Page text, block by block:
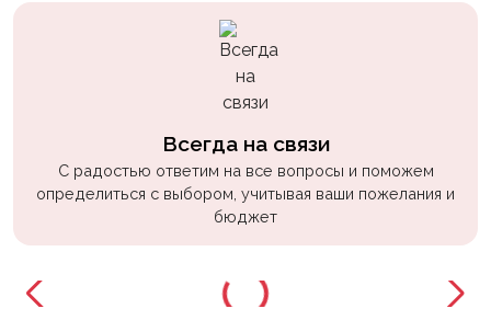
Всегда на связи
С радостью ответим на все вопросы и поможем
определиться с выбором, учитывая ваши пожелания и
бюджет